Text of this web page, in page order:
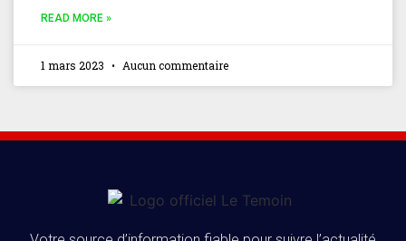
READ MORE »
1 mars 2023 Aucun commentaire